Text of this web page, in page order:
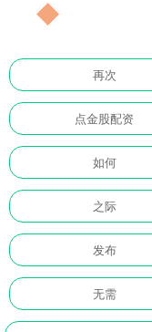
再次
点金股配资
如何
之际
发布
无需